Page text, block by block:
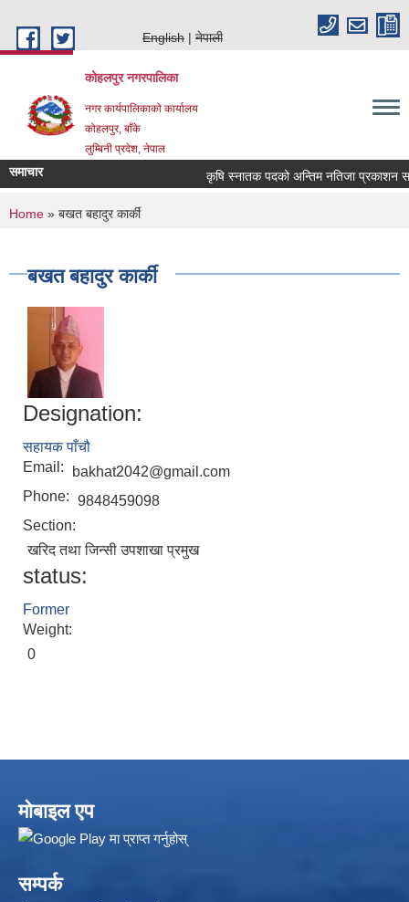
English
नेपाली
कोहलपुर नगरपालिका
नगर कार्यपालिकाको कार्यालय
कोहलपुर, बाँके
लुम्बिनी प्रदेश, नेपाल
समाचार कृषि स्नातक पदको अन्तिम नतिजा प्रकाशन
You are here
Home » बखत बहादुर कार्की
बखत बहादुर कार्की
Designation:
सहायक पाँचौ
Email:
bakhat2042@gmail.com
Phone: 9848459098
Section:
खरिद तथा जिन्सी उपशाखा प्रमुख
status:
Former
Weight:
0
मोबाइल एप
सम्पर्क